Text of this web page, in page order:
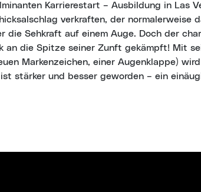
Karrierestart – Ausbildung in Las
verkraften, der normalerweise
die Sehkraft auf einem Auge. Doch der
an die Spitze seiner Zunft gekämpft! Mit
Markenzeichen, einer Augenklappe)
ist stärker und besser geworden – ein